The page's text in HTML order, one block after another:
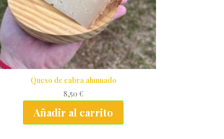
Queso de cabra ahumado
8,50 €
Añadir al carrito